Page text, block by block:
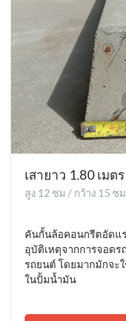
เสายาว 1.80 เมต
สูง 12 ซม / กว้าง 15 ซ
คันกั้นล้อคอนกรีตอัดแ
อุบัติเหตุจากการจอด
รถยนต์ โดยมากมักจะ
ในปั้มน้ำมัน